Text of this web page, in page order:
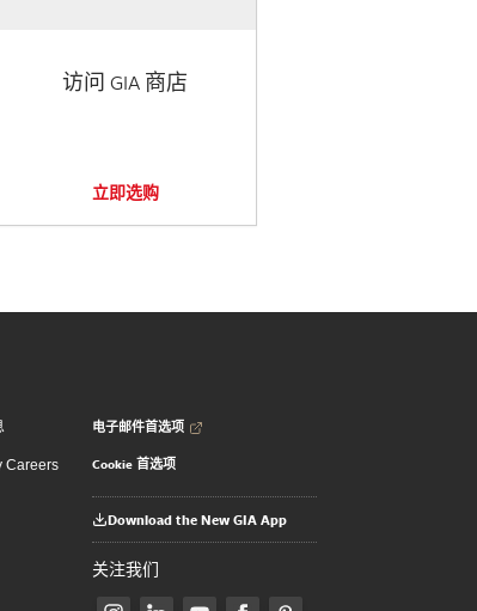
访问 GIA 商店
立即选购
Careers
电子邮件首选项
Cookie 首选项
Download the New GIA App
关注我们